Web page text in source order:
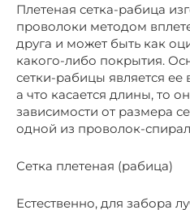
Плетеная сетка-рабица
проволоки методом
друга и может быть как
какого-либо покрытия.
сетки-рабицы является ее
а что касается длины, то
зависимости от размера
одной из проволок-
Сетка плетеная (рабица)
Естественно, для забора